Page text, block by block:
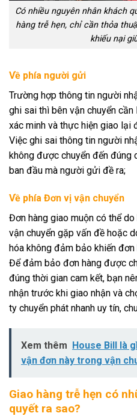
Có nhiều nguyên nhân khách
hàng trễ hẹn, chỉ cần thỏa
khiếu nại
Về phía người gửi
Trường hợp thông tin người
ghi sai thì bên vận chuyển
xác minh và thực hiện giao lại
Việc ghi sai thông tin người
không được chuyển đến đúng
ban đầu mà người gửi đề ra;
Về phía Đơn vị vận chuyển
Đơn hàng giao muộn có thể
vận chuyển gặp vấn đề hoặc
hóa không đảm bảo khiến
Để đảm bảo đơn hàng được
đúng thời gian cam kết, bạn
nhận trước khi giao nhận và
ty chuyển phát nhanh uy tín,
Xem thêm House Bill là
vận đơn này trong vận
Giao hàng trễ hẹn có
quyết ra sao?